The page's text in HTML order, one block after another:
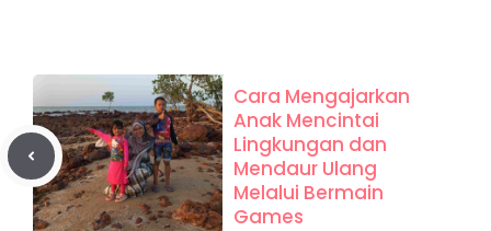
Cara Mengajarkan
Anak Mencintai
Lingkungan dan
Mendaur Ulang
Melalui Bermain
Games